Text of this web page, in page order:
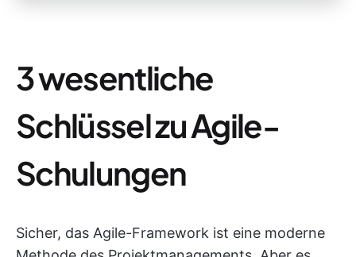
3 wesentliche
Schlüssel zu Agile-
Schulungen
Sicher, das Agile-Framework ist eine moderne